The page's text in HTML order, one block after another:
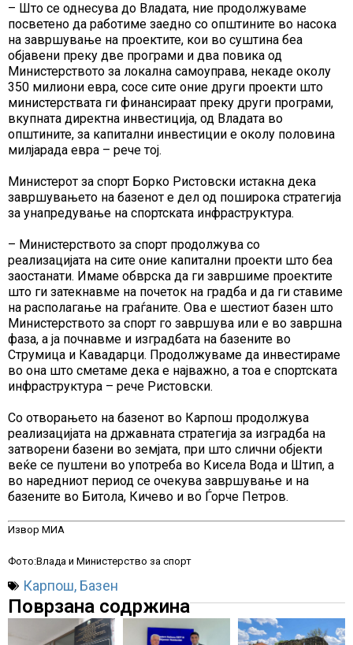
– Што се однесува до Владата, ние продолжуваме
посветено да работиме заедно со општините во насока
на завршување на проектите, кои во суштина беа
објавени преку две програми и два повика од
Министерството за локална самоуправа, некаде околу
350 милиони евра, сосе сите оние други проекти што
министерствата ги финансираат преку други програми,
вкупната директна инвестиција, од Владата во
општините, за капитални инвестиции е околу половина
милјарада евра – рече тој.
Министерот за спорт Борко Ристовски истакна дека
завршувањето на базенот е дел од поширока стратегија
за унапредување на спортската инфраструктура.
– Министерството за спорт продолжува со
реализацијата на сите оние капитални проекти што беа
заостанати. Имаме обврска да ги завршиме проектите
што ги затекнавме на почеток на градба и да ги ставиме
на располагање на граѓаните. Ова е шестиот базен што
Министерството за спорт го завршува или е во завршна
фаза, а ја почнавме и изградбата на базените во
Струмица и Кавадарци. Продолжуваме да инвестираме
во она што сметаме дека е најважно, а тоа е спортската
инфраструктура – рече Ристовски.
Со отворањето на базенот во Карпош продолжува
реализацијата на државната стратегија за изградба на
затворени базени во земјата, при што слични објекти
веќе се пуштени во употреба во Кисела Вода и Штип, а
во наредниот период се очекува завршување и на
базените во Битола, Кичево и во Ѓорче Петров.
Извор МИА
Фото:Влада и Министерство за спорт
Карпош, Базен
Поврзана содржина